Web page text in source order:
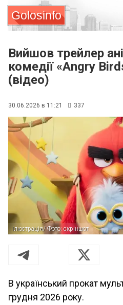
Golosinfo
Вийшов трейлер
комедії «Angry
(відео)
30.06.2026 в 11:21 337
Ілюстрація/ Фото: скріншот
В український прокат
грудня 2026 року.